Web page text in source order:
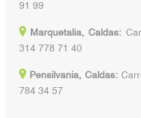
91 99
Marquetalia, Caldas:
314 778 71 40
Pensilvania, Caldas:
784 34 57